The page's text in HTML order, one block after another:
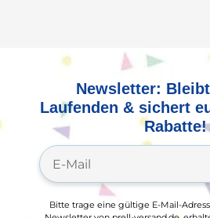
Newsletter:
Laufenden & sichert
Rabatte!
Bitte trage eine gültige E-Mail-